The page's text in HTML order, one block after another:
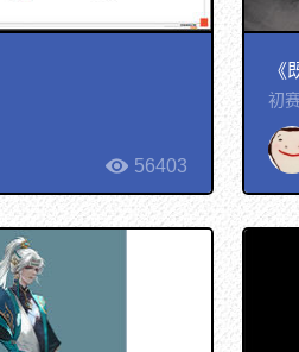
56403
《
初